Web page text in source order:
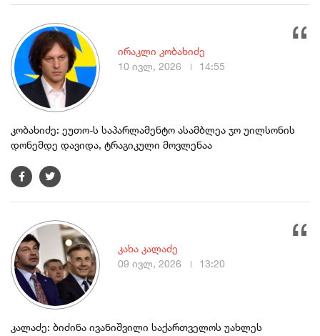
კობახიძე: ეუთო-ს საპარლამენტო ასამბლეა ჯო უილსონის
დონემდე დავიდა, ტრაგიკული მოვლენაა
ირაკლი კობახიძე
10 ივლ, 2026
14:55
კალაძე: ბიძინა ივანიშვილი საქართველოს უახლეს
კახა კალაძე
09 ივლ, 2026
13:20